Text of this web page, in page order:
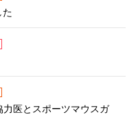
た
医とスポーツマウスガ